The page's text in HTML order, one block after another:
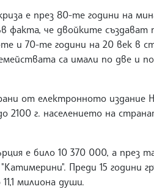
е през 80-те години на
факта, че двойките създават
и 70-те години на 20 век в
са имали по две и
от електронното издание
2100 г. населението на
е било 10 370 000, а през
Преди 15 години
милиона души.